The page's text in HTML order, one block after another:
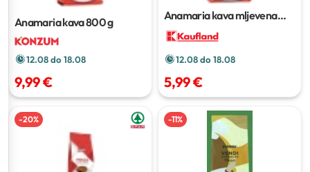
Anamaria kava800 g
12.08 do 18.08
9,99 €
Anamaria kava mljevena
12.08 do 18.08
5,99 €
-20% -11%